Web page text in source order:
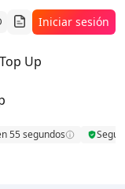
Iniciar sesión
Up
55 segundos